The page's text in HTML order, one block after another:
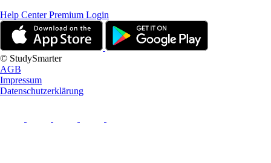
Help CenterPremium Login
© StudySmarter
AGB
Impressum
Datenschutzerklärung